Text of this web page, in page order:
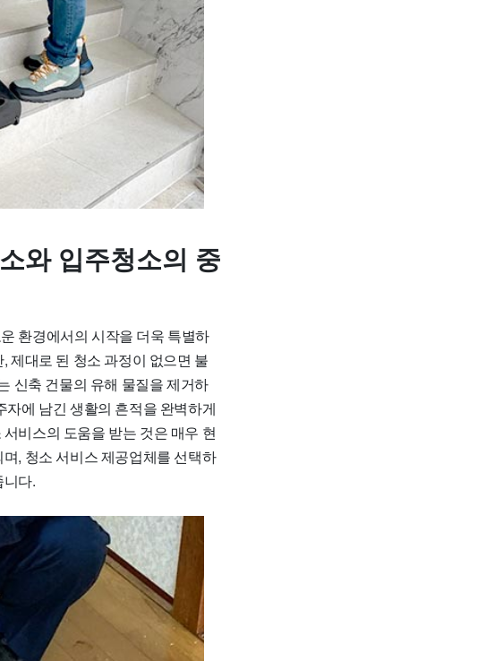
와 입주청소의 중
환경에서의 시작을 더욱 특별하
제대로 된 청소 과정이 없으면 불
신축 건물의 유해 물질을 제거하
에 남긴 생활의 흔적을 완벽하게
비스의 도움을 받는 것은 매우 현
, 청소 서비스 제공업체를 선택하
다.